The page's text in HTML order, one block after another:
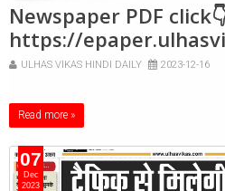
Newspaper PDF
https://
ULHAS VIKAS HINDI DAILY 2023-12-16
Read more »
07
Dec
2023